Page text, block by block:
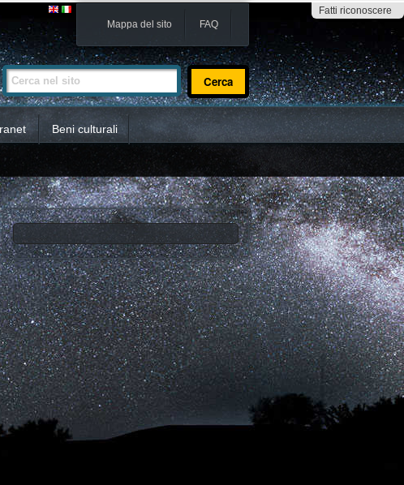
Fatti riconoscere
Mappa del sito FAQ
Cerca nel sito
Beni culturali